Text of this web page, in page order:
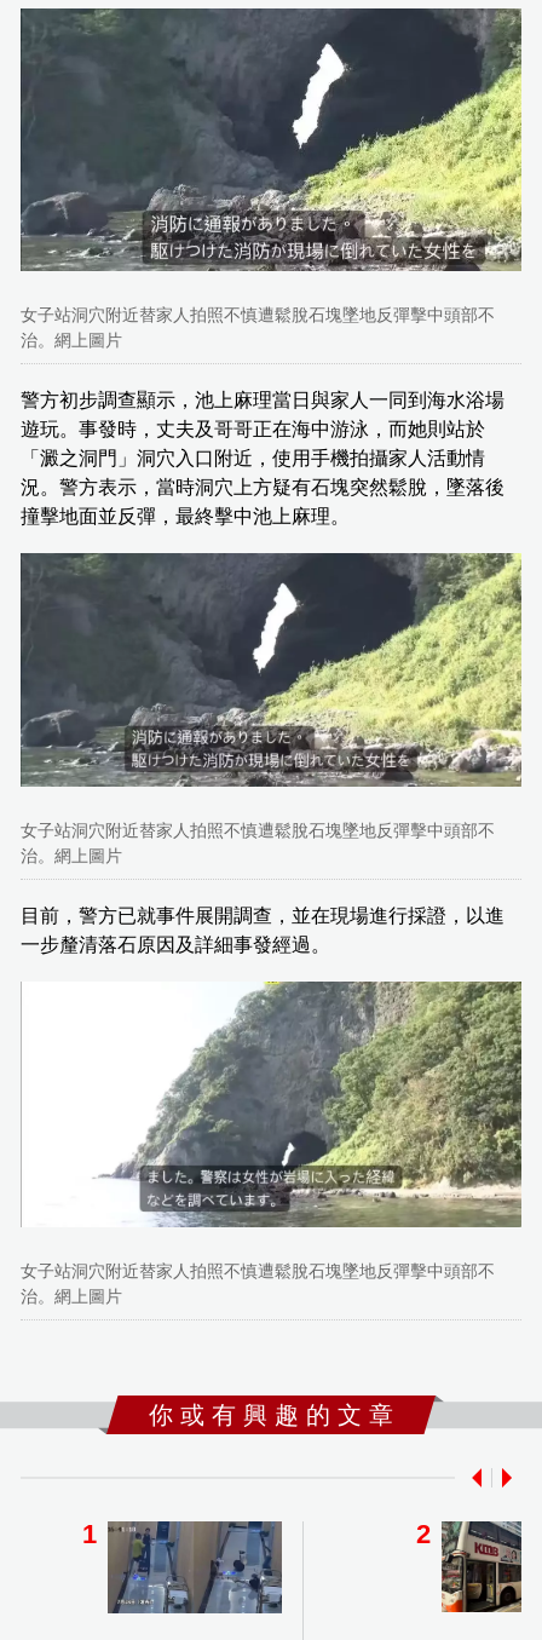
女子站洞穴附近替家人拍照不慎遭鬆脫石塊墜地反彈擊中頭部不
治。網上圖片
警方初步調查顯示，池上麻理當日與家人一同到海水浴場
遊玩。事發時，丈夫及哥哥正在海中游泳，而她則站於
「澱之洞門」洞穴入口附近，使用手機拍攝家人活動情
況。警方表示，當時洞穴上方疑有石塊突然鬆脫，墜落後
撞擊地面並反彈，最終擊中池上麻理。
女子站洞穴附近替家人拍照不慎遭鬆脫石塊墜地反彈擊中頭部不
治。網上圖片
目前，警方已就事件展開調查，並在現場進行採證，以進
一步釐清落石原因及詳細事發經過。
女子站洞穴附近替家人拍照不慎遭鬆脫石塊墜地反彈擊中頭部不
治。網上圖片
你 或 有 興 趣 的 文 章